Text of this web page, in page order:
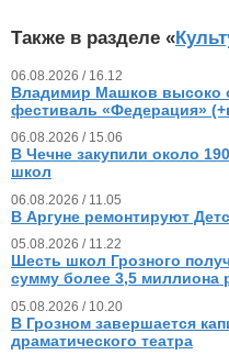
Также в разделе «
06.08.2026 / 16.12
Владимир Машков высоко
фестиваль «Федерация»
06.08.2026 / 15.06
В Чечне закупили около
школ
06.08.2026 / 11.05
В Аргуне ремонтируют
05.08.2026 / 11.22
Шесть школ Грозного
сумму более 3,5 миллиона
05.08.2026 / 10.20
В Грозном завершается
драматического театра